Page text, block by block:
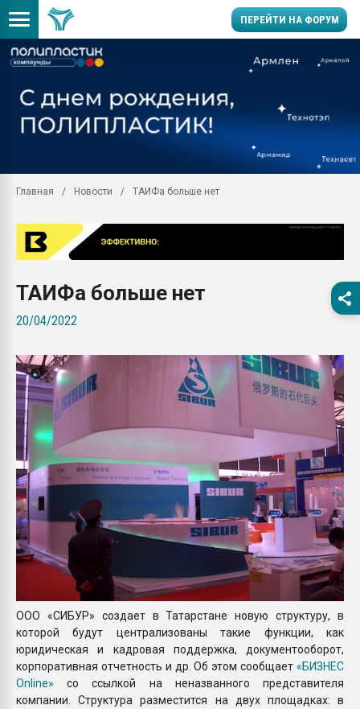
ПЕРЕЙТИ НА ФОРУМ
заводу пластмасс"
Вакуум-формовочные
первый план в
Всё, что касается
бутылок
ПЕРЕЙТИ НА
Главная Новости ТАИФа больше нет
ТАИФа больше нет
20/04/2022
ООО «СИБУР» создает в Татарстане новую структуру, в
которой будут централизованы такие функции, как
юридическая и кадровая поддержка, документооборот,
корпоративная отчетность и др. Об этом сообщает «БИЗНЕС
Online» со ссылкой на неназванного представителя
компании. Структура разместится на двух площадках: в